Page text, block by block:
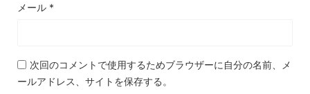
メール *
次回のコメントで使用するためブラウザーに自分の名前、メ
ールアドレス、サイトを保存する。